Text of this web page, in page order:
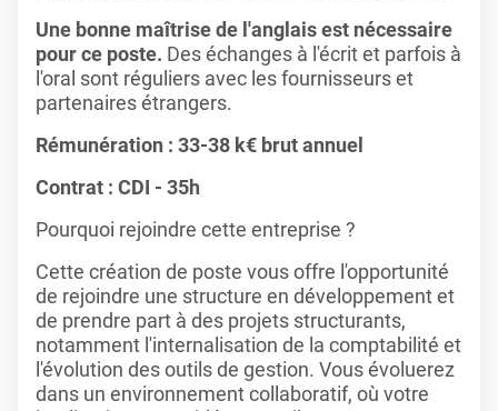
Une bonne maîtrise de l'anglais est nécessaire
pour ce poste. Des échanges à l'écrit et parfois à
l'oral sont réguliers avec les fournisseurs et
partenaires étrangers.
Rémunération : 33-38 k€ brut annuel
Contrat : CDI - 35h
Pourquoi rejoindre cette entreprise ?
Cette création de poste vous offre l'opportunité
de rejoindre une structure en développement et
de prendre part à des projets structurants,
notamment l'internalisation de la comptabilité et
l'évolution des outils de gestion. Vous évoluerez
dans un environnement collaboratif, où votre